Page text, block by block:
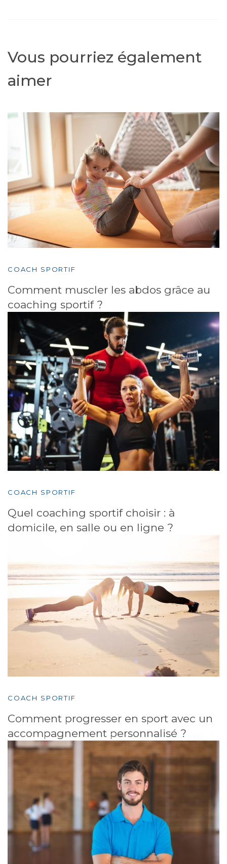
Vous pourriez également
aimer
COACH SPORTIF
Comment muscler les abdos grâce au
coaching sportif ?
COACH SPORTIF
Quel coaching sportif choisir : à
domicile, en salle ou en ligne ?
COACH SPORTIF
Comment progresser en sport avec un
accompagnement personnalisé ?